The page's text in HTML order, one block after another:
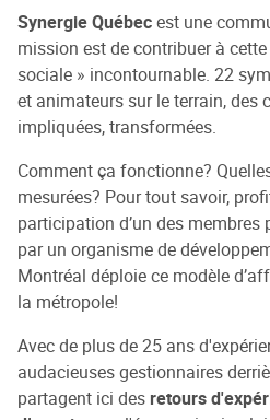
Synergie Québecest une
mission est de contribuer à
sociale » incontournable. 22
et animateurs sur le terrain, des
impliquées, transformées.
Comment ça fonctionne?
mesurées? Pour tout savoir,
participation d’un des membres
par un organisme de
Montréal déploie ce modèle
la métropole!
Avec de plus de 25 ans
audacieuses gestionnaires
partagent ici des retours